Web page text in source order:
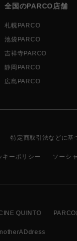
全国のPARCO店舗
札幌PARCO
池袋PARCO
吉祥寺PARCO
静岡PARCO
広島PARCO
特定商取引法などに基
キーポリシー ソーシ
QUINTO PARCO